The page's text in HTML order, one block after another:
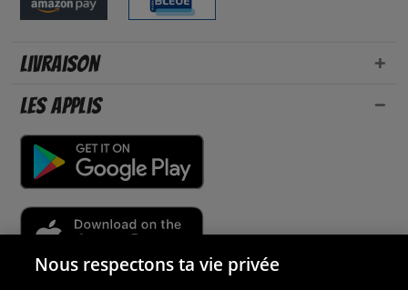
Livraison
Les applis
Nous respectons ta vie privée